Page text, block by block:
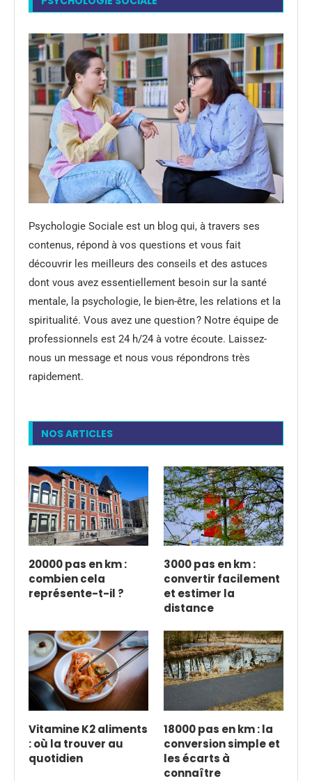
Psychologie Sociale est un blog qui, à travers ses
contenus, répond à vos questions et vous fait
découvrir les meilleurs des conseils et des astuces
dont vous avez essentiellement besoin sur la santé
mentale, la psychologie, le bien-être, les relations et la
spiritualité. Vous avez une question ? Notre équipe de
professionnels est 24 h/24 à votre écoute. Laissez-
nous un message et nous vous répondrons très
rapidement.
NOS ARTICLES
20000 pas en km :
combien cela
représente-t-il ?
3000 pas en km :
convertir facilement
et estimer la
distance
Vitamine K2 aliments
: où la trouver au
quotidien
18000 pas en km : la
conversion simple et
les écarts à
connaître